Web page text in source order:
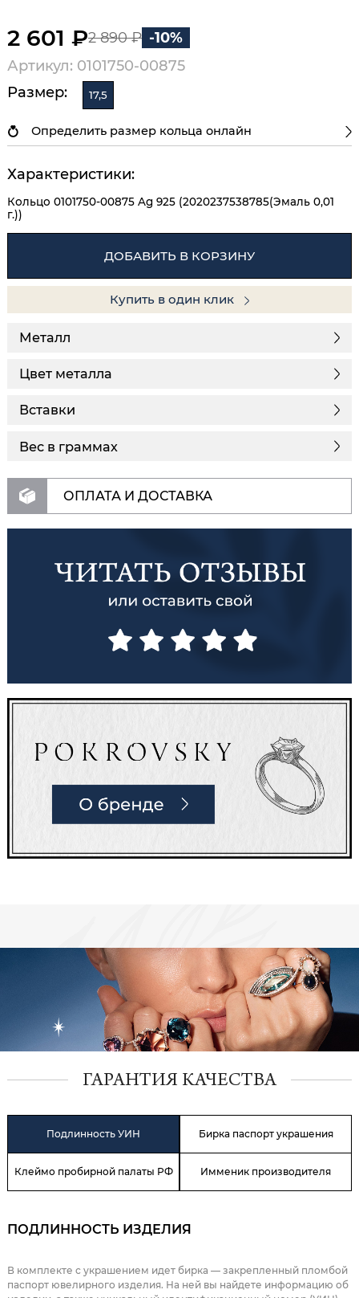
2 601 ₽2 890 ₽ -10%
Артикул: 0101750-00875
Размер:
17,5
Определить размер кольца онлайн
Характеристики:
Кольцо 0101750-00875 Ag 925 (2020237538785(Эмаль 0,01
г.))
ДОБАВИТЬ В КОРЗИНУ
Купить в один клик
Металл
Цвет металла
Вставки
Вес в граммах
ОПЛАТА И ДОСТАВКА
ГАРАНТИЯ КАЧЕСТВА
Подлинность УИН Бирка паспорт украшения
Клеймо пробирной палаты РФ Имменик производителя
ПОДЛИННОСТЬ ИЗДЕЛИЯ
В комплекте с украшением идет бирка — закрепленный пломбой
паспорт ювелирного изделия. На ней вы найдете информацию об